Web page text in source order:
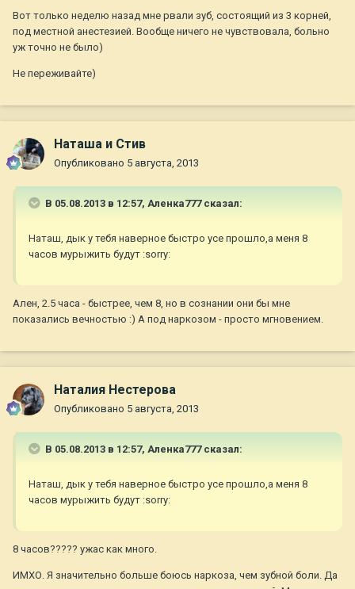
Вот только неделю назад мне рвали зуб, состоящий из 3 корней,
под местной анестезией. Вообще ничего не чувствовала, больно
уж точно не было)
Не переживайте)
Наташа и Стив
Опубликовано 5 августа, 2013
В 05.08.2013 в 12:57, Аленка777 сказал:
Наташ, дык у тебя наверное быстро усе прошло,а меня 8
часов мурыжить будут :sorry:
Ален, 2.5 часа - быстрее, чем 8, но в сознании они бы мне
показались вечностью :) А под наркозом - просто мгновением.
Наталия Нестерова
Опубликовано 5 августа, 2013
В 05.08.2013 в 12:57, Аленка777 сказал:
Наташ, дык у тебя наверное быстро усе прошло,а меня 8
часов мурыжить будут :sorry:
8 часов????? ужас как много.
ИМХО. Я значительно больше боюсь наркоза, чем зубной боли. Да